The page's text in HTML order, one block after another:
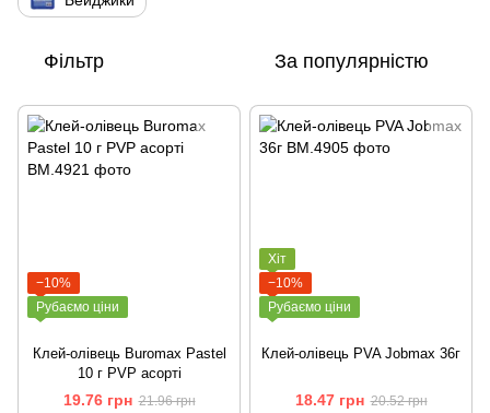
Фільтр За популярністю
−10%
Рубаємо ціни
Клей-олівець Buromax Pastel
10 г PVP асорті
19.76 грн 21.96 грн
Хіт
−10%
Рубаємо ціни
Клей-олівець PVA Jobmax 36г
18.47 грн 20.52 грн